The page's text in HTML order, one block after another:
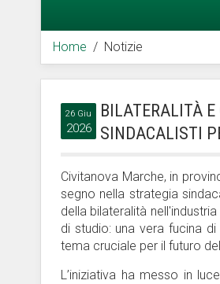
Home Notizie
26 Giu
2026
BILATERALITÀ
SINDACALISTI
Civitanova Marche, in
segno nella strategia
della bilateralità
di studio: una vera fucina
tema cruciale per il futuro
L’iniziativa ha messo in